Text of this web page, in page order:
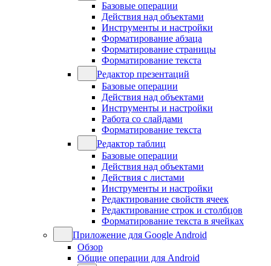
Базовые операции
Действия над объектами
Инструменты и настройки
Форматирование абзаца
Форматирование страницы
Форматирование текста
Редактор презентаций
Базовые операции
Действия над объектами
Инструменты и настройки
Работа со слайдами
Форматирование текста
Редактор таблиц
Базовые операции
Действия над объектами
Действия с листами
Инструменты и настройки
Редактирование свойств ячеек
Редактирование строк и столбцов
Форматирование текста в ячейках
Приложение для Google Android
Обзор
Общие операции для Android